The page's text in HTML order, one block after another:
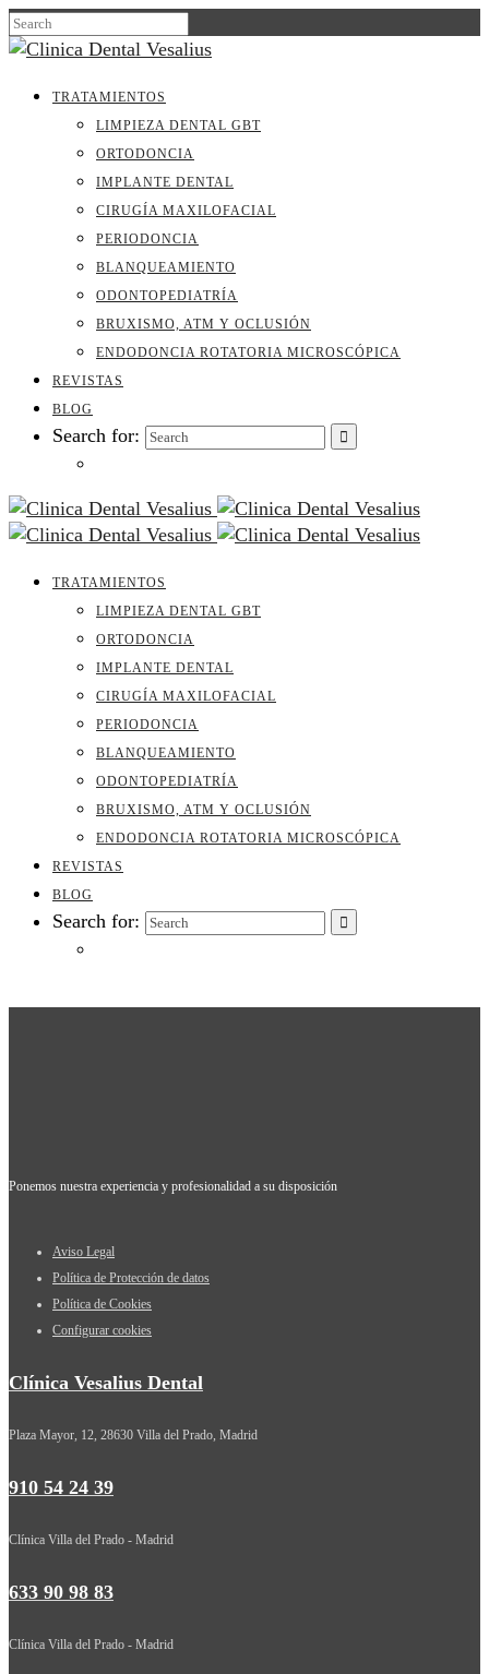
TRATAMIENTOS
LIMPIEZA DENTAL GBT
ORTODONCIA
IMPLANTE DENTAL
CIRUGÍA MAXILOFACIAL
PERIODONCIA
BLANQUEAMIENTO
ODONTOPEDIATRÍA
BRUXISMO, ATM Y OCLUSIÓN
ENDODONCIA ROTATORIA MICROSCÓPICA
REVISTAS
BLOG
Search for:
TRATAMIENTOS
LIMPIEZA DENTAL GBT
ORTODONCIA
IMPLANTE DENTAL
CIRUGÍA MAXILOFACIAL
PERIODONCIA
BLANQUEAMIENTO
ODONTOPEDIATRÍA
BRUXISMO, ATM Y OCLUSIÓN
ENDODONCIA ROTATORIA MICROSCÓPICA
REVISTAS
BLOG
Search for:
Ponemos nuestra experiencia y profesionalidad a su disposición
Aviso Legal
Política de Protección de datos
Política de Cookies
Configurar cookies
Clínica Vesalius Dental
Plaza Mayor, 12, 28630 Villa del Prado, Madrid
910 54 24 39
Clínica Villa del Prado - Madrid
633 90 98 83
Clínica Villa del Prado - Madrid